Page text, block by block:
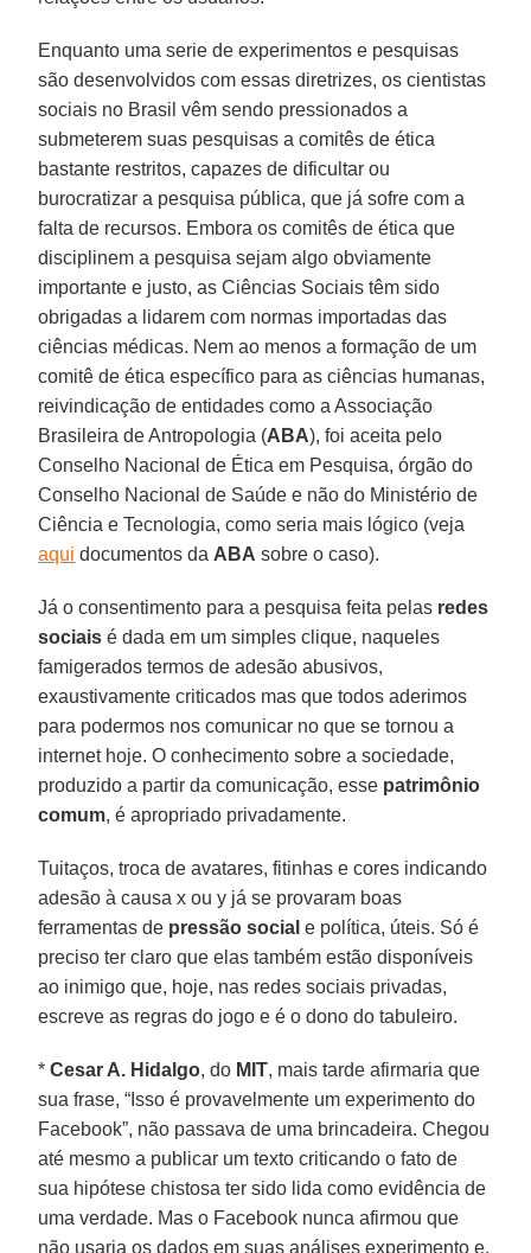
Enquanto uma serie de experimentos e pesquisas
são desenvolvidos com essas diretrizes, os cientistas
sociais no Brasil vêm sendo pressionados a
submeterem suas pesquisas a comitês de ética
bastante restritos, capazes de dificultar ou
burocratizar a pesquisa pública, que já sofre com a
falta de recursos. Embora os comitês de ética que
disciplinem a pesquisa sejam algo obviamente
importante e justo, as Ciências Sociais têm sido
obrigadas a lidarem com normas importadas das
ciências médicas. Nem ao menos a formação de um
comitê de ética específico para as ciências humanas,
reivindicação de entidades como a Associação
Brasileira de Antropologia (ABA), foi aceita pelo
Conselho Nacional de Ética em Pesquisa, órgão do
Conselho Nacional de Saúde e não do Ministério de
Ciência e Tecnologia, como seria mais lógico (veja
aqui documentos da ABA sobre o caso).
Já o consentimento para a pesquisa feita pelas redes
sociais é dada em um simples clique, naqueles
famigerados termos de adesão abusivos,
exaustivamente criticados mas que todos aderimos
para podermos nos comunicar no que se tornou a
internet hoje. O conhecimento sobre a sociedade,
produzido a partir da comunicação, esse patrimônio
comum, é apropriado privadamente.
Tuitaços, troca de avatares, fitinhas e cores indicando
adesão à causa x ou y já se provaram boas
ferramentas de pressão social e política, úteis. Só é
preciso ter claro que elas também estão disponíveis
ao inimigo que, hoje, nas redes sociais privadas,
escreve as regras do jogo e é o dono do tabuleiro.
*Cesar A. Hidalgo, do MIT, mais tarde afirmaria que
sua frase, “Isso é provavelmente um experimento do
Facebook”, não passava de uma brincadeira. Chegou
até mesmo a publicar um texto criticando o fato de
sua hipótese chistosa ter sido lida como evidência de
uma verdade. Mas o Facebook nunca afirmou que
não usaria os dados em suas análises experimento e,